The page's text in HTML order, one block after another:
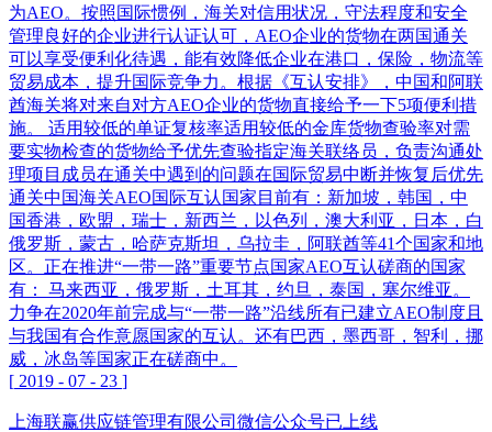
为AEO。按照国际惯例，海关对信用状况，守法程度和安全
管理良好的企业进行认证认可，AEO企业的货物在两国通关
可以享受便利化待遇，能有效降低企业在港口，保险，物流等
贸易成本，提升国际竞争力。根据《互认安排》，中国和阿联
酋海关将对来自对方AEO企业的货物直接给予一下5项便利措
施。 适用较低的单证复核率适用较低的金库货物查验率对需
要实物检查的货物给予优先查验指定海关联络员，负责沟通处
理项目成员在通关中遇到的问题在国际贸易中断并恢复后优先
通关中国海关AEO国际互认国家目前有：新加坡，韩国，中
国香港，欧盟，瑞士，新西兰，以色列，澳大利亚，日本，白
俄罗斯，蒙古，哈萨克斯坦，乌拉圭，阿联酋等41个国家和地
区。正在推进“一带一路”重要节点国家AEO互认磋商的国家
有： 马来西亚，俄罗斯，土耳其，约旦，泰国，塞尔维亚。
力争在2020年前完成与“一带一路”沿线所有已建立AEO制度且
与我国有合作意愿国家的互认。还有巴西，墨西哥，智利，挪
威，冰岛等国家正在磋商中。
[ 2019 - 07 - 23 ]
上海联赢供应链管理有限公司微信公众号已上线